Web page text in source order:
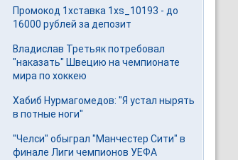
Промокод 1хставка 1xs_10193 - до
16000 рублей за депозит
Владислав Третьяк потребовал
"наказать" Швецию на чемпионате
мира по хоккею
Хабиб Нурмагомедов: "Я устал нырять
в потные ноги"
"Челси" обыграл "Манчестер Сити" в
финале Лиги чемпионов УЕФА